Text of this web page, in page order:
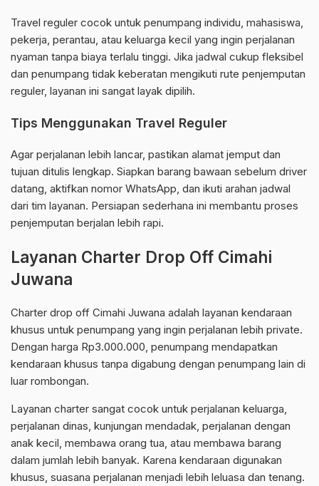
Travel reguler cocok untuk penumpang individu, mahasiswa,
pekerja, perantau, atau keluarga kecil yang ingin perjalanan
nyaman tanpa biaya terlalu tinggi. Jika jadwal cukup fleksibel
dan penumpang tidak keberatan mengikuti rute penjemputan
reguler, layanan ini sangat layak dipilih.
Tips Menggunakan Travel Reguler
Agar perjalanan lebih lancar, pastikan alamat jemput dan
tujuan ditulis lengkap. Siapkan barang bawaan sebelum driver
datang, aktifkan nomor WhatsApp, dan ikuti arahan jadwal
dari tim layanan. Persiapan sederhana ini membantu proses
penjemputan berjalan lebih rapi.
Layanan Charter Drop Off Cimahi
Juwana
Charter drop off Cimahi Juwana adalah layanan kendaraan
khusus untuk penumpang yang ingin perjalanan lebih private.
Dengan harga Rp3.000.000, penumpang mendapatkan
kendaraan khusus tanpa digabung dengan penumpang lain di
luar rombongan.
Layanan charter sangat cocok untuk perjalanan keluarga,
perjalanan dinas, kunjungan mendadak, perjalanan dengan
anak kecil, membawa orang tua, atau membawa barang
dalam jumlah lebih banyak. Karena kendaraan digunakan
khusus, suasana perjalanan menjadi lebih leluasa dan tenang.